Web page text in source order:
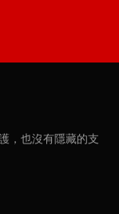
，也沒有隱藏的支